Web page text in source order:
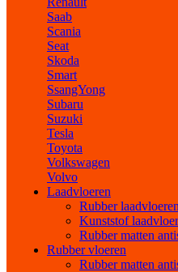
Saab
Scania
Seat
Skoda
Smart
SsangYong
Subaru
Suzuki
Tesla
Toyota
Volkswagen
Volvo
Laadvloeren
Rubber
Kunststof
Rubber matten
Rubber vloeren
Rubber matten